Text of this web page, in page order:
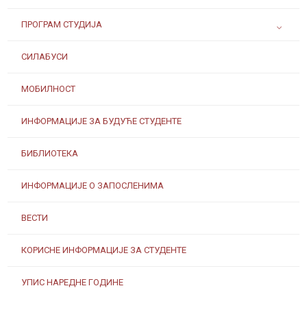
ПРОГРАМ СТУДИЈА
СИЛАБУСИ
МОБИЛНОСТ
ИНФОРМАЦИЈЕ ЗА БУДУЋЕ СТУДЕНТЕ
БИБЛИОТЕКА
ИНФОРМАЦИЈЕ О ЗАПОСЛЕНИМА
ВЕСТИ
КОРИСНЕ ИНФОРМАЦИЈЕ ЗА СТУДЕНТЕ
УПИС НАРЕДНЕ ГОДИНЕ